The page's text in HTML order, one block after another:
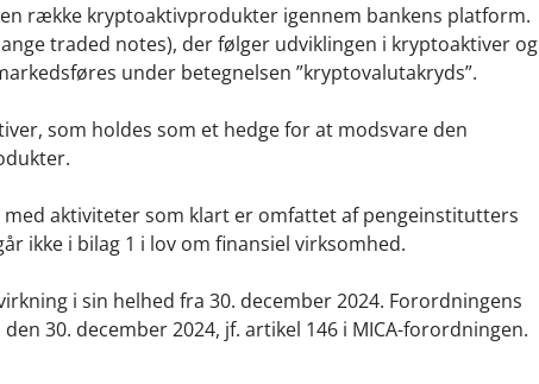
række kryptoaktivprodukter igennem bankens platform.
traded notes), der følger udviklingen i kryptoaktiver og
under betegnelsen ”kryptovalutakryds”.
som holdes som et hedge for at modsvare den
aktiviteter som klart er omfattet af pengeinstitutters
ikke i bilag 1 i lov om finansiel virksomhed.
i sin helhed fra 30. december 2024. Forordningens
30. december 2024, jf. artikel 146 i MICA-forordningen.